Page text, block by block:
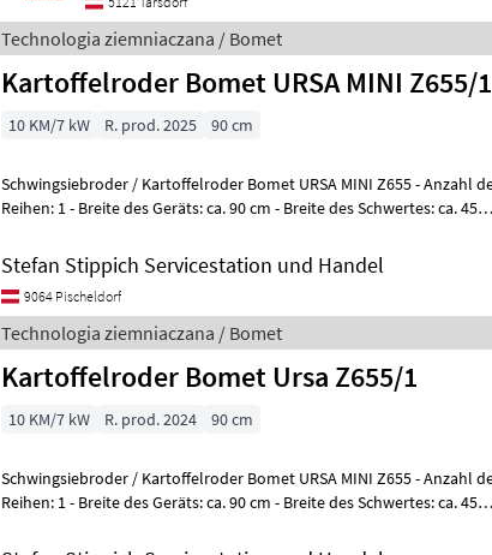
Technologia ziemniaczana / Bomet
Kartoffelroder Bomet URSA MINI Z655/1
10 KM/7 kW R. prod. 2025 90 cm
Schwingsiebroder / Kartoffelroder Bomet URSA MINI Z655 - Anzahl der
Reihen: 1 - Breite des Geräts: ca. 90 cm - Breite des Schwertes: ca. 45
Stefan Stippich Servicestation und Handel
9064 Pischeldorf
Technologia ziemniaczana / Bomet
Kartoffelroder Bomet Ursa Z655/1
10 KM/7 kW R. prod. 2024 90 cm
Schwingsiebroder / Kartoffelroder Bomet URSA MINI Z655 - Anzahl der
Reihen: 1 - Breite des Geräts: ca. 90 cm - Breite des Schwertes: ca. 45